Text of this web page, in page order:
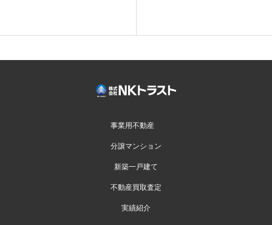
事業用不動産
分譲マンション
新築一戸建て
不動産買取査定
実績紹介